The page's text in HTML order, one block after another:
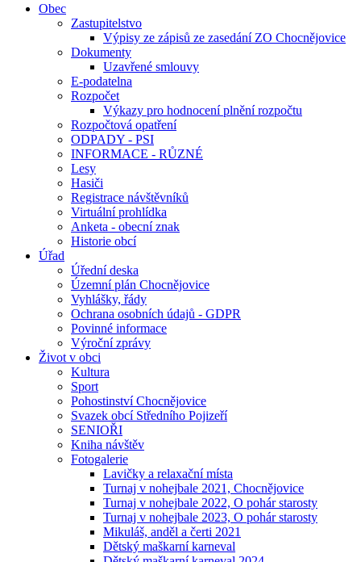
Obec
Zastupitelstvo
Výpisy ze zápisů ze zasedání ZO Chocnějovice
Dokumenty
Uzavřené smlouvy
E-podatelna
Rozpočet
Výkazy pro hodnocení plnění rozpočtu
Rozpočtová opatření
ODPADY - PSI
INFORMACE - RŮZNÉ
Lesy
Hasiči
Registrace návštěvníků
Virtuální prohlídka
Anketa - obecní znak
Historie obcí
Úřad
Úřední deska
Územní plán Chocnějovice
Vyhlášky, řády
Ochrana osobních údajů - GDPR
Povinné informace
Výroční zprávy
Život v obci
Kultura
Sport
Pohostinství Chocnějovice
Svazek obcí Středního Pojizeří
SENIOŘI
Kniha návštěv
Fotogalerie
Lavičky a relaxační místa
Turnaj v nohejbale 2021, Chocnějovice
Turnaj v nohejbale 2022, O pohár starosty
Turnaj v nohejbale 2023, O pohár starosty
Mikuláš, anděl a čerti 2021
Dětský maškarní karneval